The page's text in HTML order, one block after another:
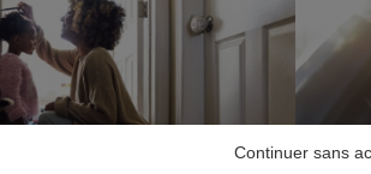
Continuer sans